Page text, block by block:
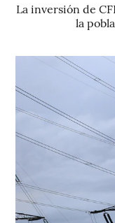
La inversión de
la